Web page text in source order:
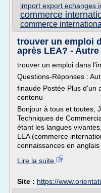
import export echanges
commerce
commerce
trouver un emploi
après LEA? - Autre
trouver un emploi dans
Questions-Réponses :
finaude Postée Plus d'un
contenu
Bonjour à tous et toutes,
Techniques de
étant les langues
LEA (commerce
connaissances en anglais
Lire la suite
Site : https://